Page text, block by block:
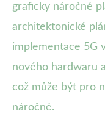
graficky náročné
architektonické
implementace 5G
nového hardwaru
což může být pro
náročné.